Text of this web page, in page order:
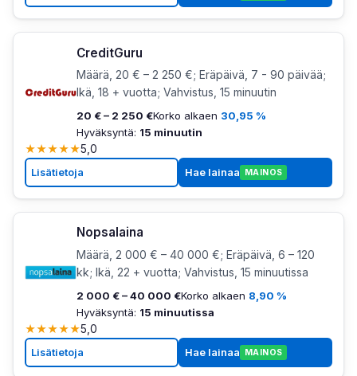
CreditGuru
Määrä, 20 € – 2 250 €; Eräpäivä, 7 - 90 päivää;
Ikä, 18 + vuotta; Vahvistus, 15 minuutin
20 € – 2 250 €Korko alkaen 30,95 %
Hyväksyntä: 15 minuutin
★★★★★5,0
Lisätietoja Hae lainaa MAINOS
Nopsalaina
Määrä, 2 000 € – 40 000 €; Eräpäivä, 6 – 120
kk; Ikä, 22 + vuotta; Vahvistus, 15 minuutissa
2 000 € – 40 000 €Korko alkaen 8,90 %
Hyväksyntä: 15 minuutissa
★★★★★5,0
Lisätietoja Hae lainaa MAINOS